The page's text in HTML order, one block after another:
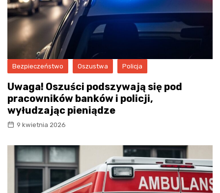
Bezpieczeństwo Oszustwa Policja
Uwaga! Oszuści podszywają się pod
pracowników banków i policji,
wyłudzając pieniądze
9 kwietnia 2026